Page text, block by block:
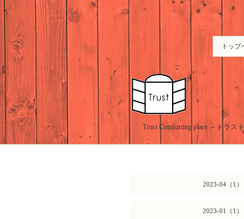
トップ
Trust Comforting place －トラス
2023-04（1）
2023-01（1）